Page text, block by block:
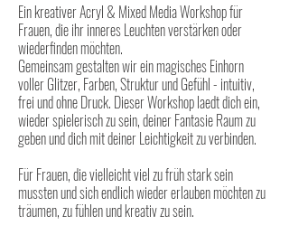
Ein kreativer Acryl & Mixed Media Workshop für
Frauen, die ihr inneres Leuchten verstärken oder
wiederfinden möchten.
Gemeinsam gestalten wir ein magisches Einhorn
voller Glitzer, Farben, Struktur und Gefühl - intuitiv,
frei und ohne Druck. Dieser Workshop laedt dich ein,
wieder spielerisch zu sein, deiner Fantasie Raum zu
geben und dich mit deiner Leichtigkeit zu verbinden.
Für Frauen, die vielleicht viel zu früh stark sein
mussten und sich endlich wieder erlauben möchten zu
träumen, zu fühlen und kreativ zu sein.